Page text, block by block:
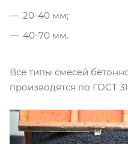
20-40 мм;
40-70 мм.
Все типы смесей
производятся по ГОСТ